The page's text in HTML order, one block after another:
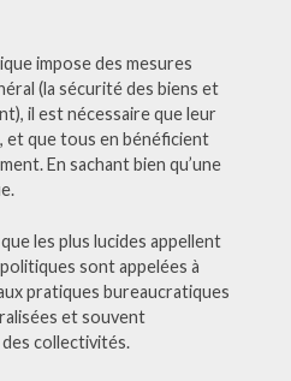
impose des mesures
(la sécurité des biens et
il est nécessaire que leur
et que tous en bénéficient
En sachant bien qu’une
les plus lucides appellent
sont appelées à
pratiques bureaucratiques
et souvent
collectivités.